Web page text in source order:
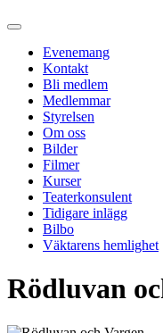
Evenemang
Kontakt
Bli medlem
Medlemmar
Styrelsen
Om oss
Bilder
Filmer
Kurser
Teaterkonsulent
Tidigare inlägg
Bilbo
Väktarens hemlighet
Rödluvan